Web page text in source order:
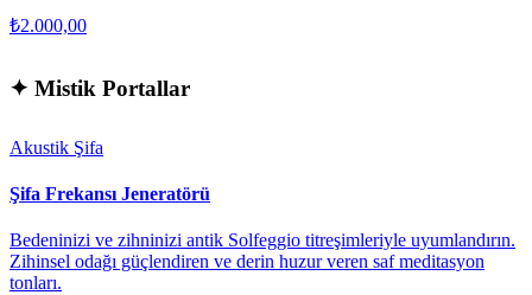
₺2.000,00
✦ Mistik Portallar
Akustik Şifa
Şifa Frekansı Jeneratörü
Bedeninizi ve zihninizi antik Solfeggio titreşimleriyle uyumlandırın.
Zihinsel odağı güçlendiren ve derin huzur veren saf meditasyon
tonları.